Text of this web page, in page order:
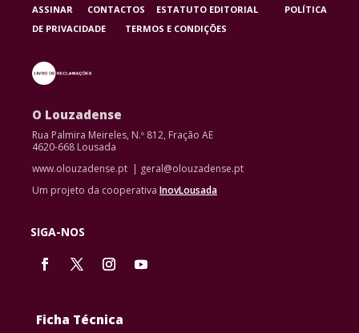
ASSINAR CONTACTOS ESTATUTO EDITORIAL POLÍTICA
DE PRIVACIDADE TERMOS E CONDIÇÕES
O Louzadense
Rua Palmira Meireles, N.º 812, Fração AE
4620-668 Lousada
www.olouzadense.pt | geral@olouzadense.pt
Um projeto da cooperativa InovLousada
SIGA-NOS
Ficha Técnica